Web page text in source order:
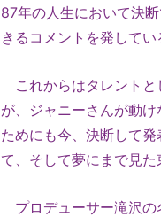
87年の人生において決
きるコメントを発して
これからはタレントと
が、ジャニーさんが動
ためにも今、決断して
て、そして夢にまで見
プロデューサー滝沢の